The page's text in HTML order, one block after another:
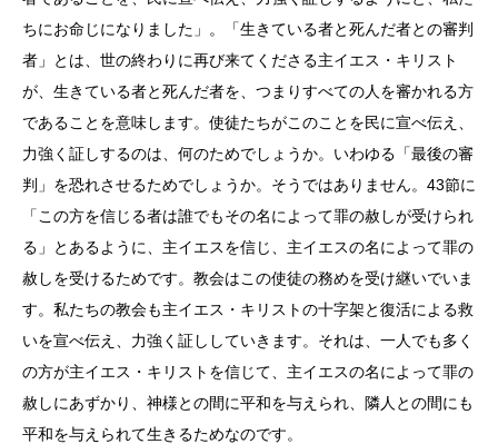
ちにお命じになりました」。「生きている者と死んだ者との審判
者」とは、世の終わりに再び来てくださる主イエス・キリスト
が、生きている者と死んだ者を、つまりすべての人を審かれる方
であることを意味します。使徒たちがこのことを民に宣べ伝え、
力強く証しするのは、何のためでしょうか。いわゆる「最後の審
判」を恐れさせるためでしょうか。そうではありません。43節に
「この方を信じる者は誰でもその名によって罪の赦しが受けられ
る」とあるように、主イエスを信じ、主イエスの名によって罪の
赦しを受けるためです。教会はこの使徒の務めを受け継いでいま
す。私たちの教会も主イエス・キリストの十字架と復活による救
いを宣べ伝え、力強く証ししていきます。それは、一人でも多く
の方が主イエス・キリストを信じて、主イエスの名によって罪の
赦しにあずかり、神様との間に平和を与えられ、隣人との間にも
平和を与えられて生きるためなのです。